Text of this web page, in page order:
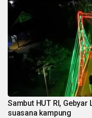
Sambut HUT RI,
suasana kampung